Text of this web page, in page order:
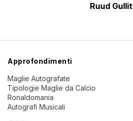
Ruud Gullit
Approfondimenti
Maglie Autografate
Tipologie Maglie da Calcio
Ronaldomania
Autografi Musicali